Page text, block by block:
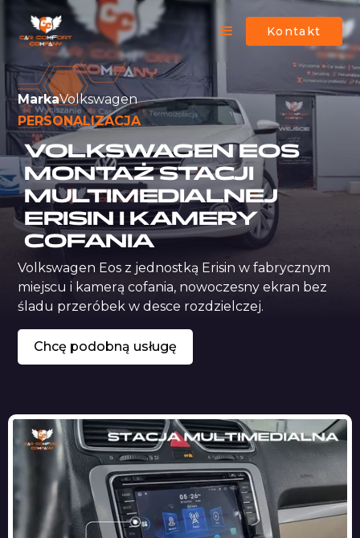
Kontakt
MarkaVolkswagen
PERSONALIZACJA
VOLKSWAGEN EOS
MONTAŻ STACJI
MULTIMEDIALNEJ
ERISIN I KAMERY
COFANIA
Volkswagen Eos z jednostką Erisin w fabrycznym
miejscu i kamerą cofania, nowoczesny ekran bez
śladu przeróbek w desce rozdzielczej.
Chcę podobną usługę